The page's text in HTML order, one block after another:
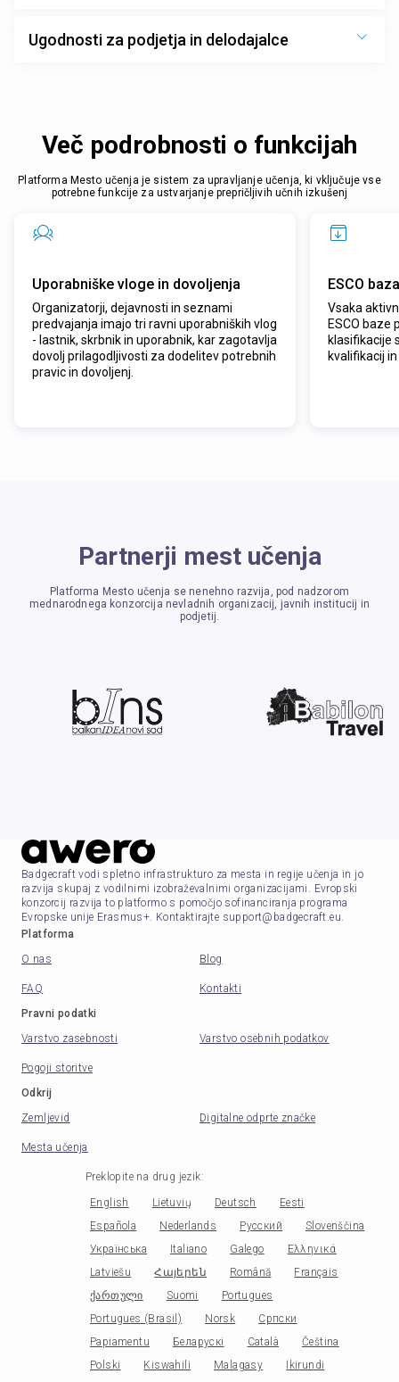
Ugodnosti za podjetja in delodajalce
Več podrobnosti o funkcijah
Platforma Mesto učenja je sistem za upravljanje učenja, ki vključuje vse
potrebne funkcije za ustvarjanje prepričljivih učnih izkušenj
Uporabniške vloge in dovoljenja
Organizatorji, dejavnosti in seznami
predvajanja imajo tri ravni uporabniških vlog
- lastnik, skrbnik in uporabnik, kar zagotavlja
dovolj prilagodljivosti za dodelitev potrebnih
pravic in dovoljenj.
ESCO
Vsaka
ESCO baze
klasifikacije
kvalifikacij
Partnerji mest učenja
Platforma Mesto učenja se nenehno razvija, pod nadzorom
mednarodnega konzorcija nevladnih organizacij, javnih institucij in
podjetij.
Badgecraft vodi spletno infrastrukturo za mesta in regije učenja in jo
razvija skupaj z vodilnimi izobraževalnimi organizacijami. Evropski
konzorcij razvija to platformo s pomočjo sofinanciranja programa
Evropske unije Erasmus+. Kontaktirajte support@badgecraft.eu.
Platforma
O nas
Blog
FAQ
Kontakti
Pravni podatki
Varstvo zasebnosti
Varstvo osebnih podatkov
Pogoji storitve
Odkrij
Zemljevid
Digitalne odprte značke
Mesta učenja
Preklopite na drug jezik:
English Lietuvių Deutsch
Eesti
Española
Nederlands Русский
Slovenščina
Українська
Italiano Galego
Ελληνικά
Latviešu
Հայերեն Română
Français
ქართული
Suomi
Portugues
Portugues (Brasil)
Norsk
Српски
Papiamentu
Беларускі Català
Čeština
Polski
Kiswahili Malagasy Ikirundi